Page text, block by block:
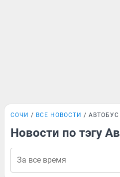
СОЧИ ВСЕ НОВОСТИ АВТОБУС
Новости по тэгу